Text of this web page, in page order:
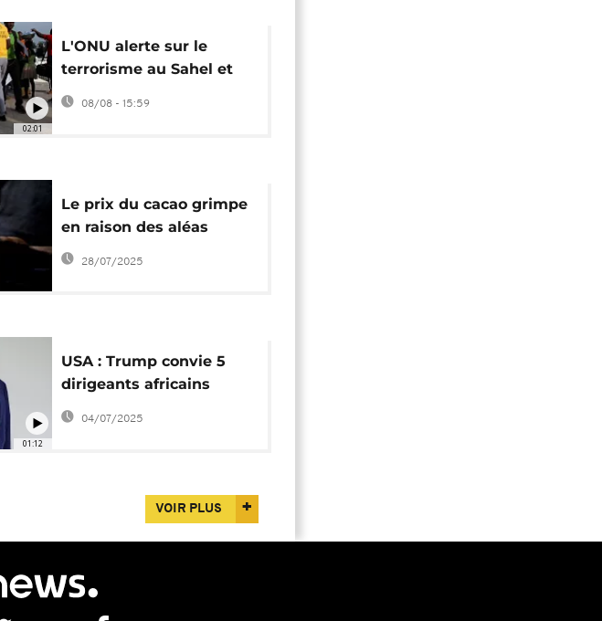
02:01
L'ONU alerte sur le
terrorisme au Sahel et
en Afrique de l'Ouest
08/08 - 15:59
Le prix du cacao grimpe
en raison des aléas
climatiques en Afrique
de l’Ouest
28/07/2025
01:12
USA : Trump convie 5
dirigeants africains
pour un sommet inédit
04/07/2025
VOIR PLUS